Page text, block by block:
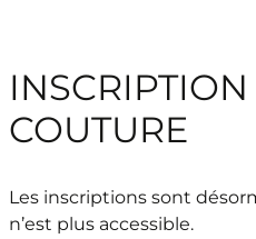
COUTURE
Les inscriptions sont
n’est plus accessible.